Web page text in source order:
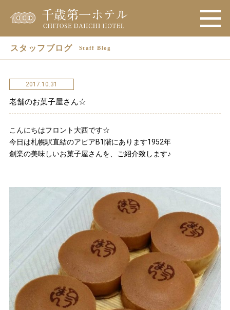
スタッフブログ Staff Blog
2017.10.31
老舗のお菓子屋さん☆
こんにちはフロント大西です☆
今日は札幌駅直結のアピアB1階にあります1952年
創業の美味しいお菓子屋さんを、ご紹介致します♪